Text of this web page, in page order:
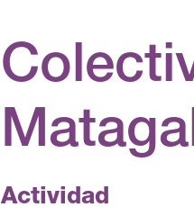
Actividad